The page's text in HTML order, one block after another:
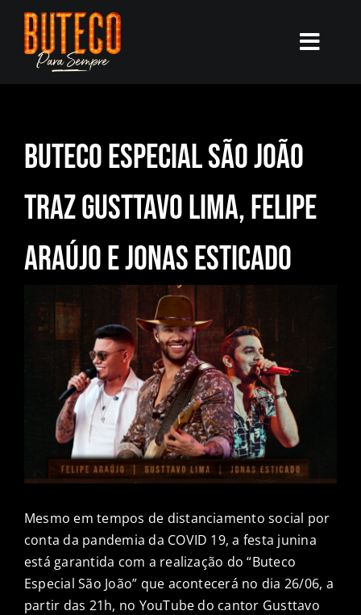
Skip
content
AGENDA
NOTÍCIAS
GARANTA SEU INGRESSO
MELHORES MOMENTOS
CONTATO
Buteco Especial São João
traz Gusttavo Lima, Felipe
Araújo e Jonas Esticado
Mesmo em tempos de distanciamento social por
conta da pandemia da COVID 19, a festa junina
está garantida com a realização do “Buteco
Especial São João” que acontecerá no dia 26/06, a
partir das 21h, no YouTube do cantor Gusttavo